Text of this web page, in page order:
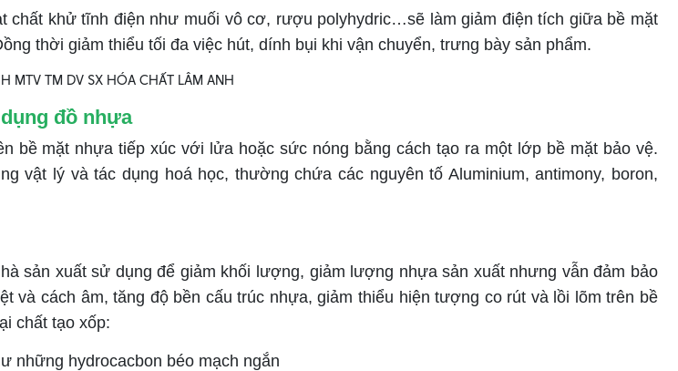
chất khử tĩnh điện như muối vô cơ, rượu polyhydric…sẽ làm giảm điện tích giữa bề mặt
thời giảm thiểu tối đa việc hút, dính bụi khi vận chuyển, trưng bày sản phẩm.
đồ nhựa
bề mặt nhựa tiếp xúc với lửa hoặc sức nóng bằng cách tạo ra một lớp bề mặt bảo vệ.
vật lý và tác dụng hoá học, thường chứa các nguyên tố Aluminium, antimony, boron,
sản xuất sử dụng để giảm khối lượng, giảm lượng nhựa sản xuất nhưng vẫn đảm bảo
và cách âm, tăng độ bền cấu trúc nhựa, giảm thiểu hiện tượng co rút và lồi lõm trên bề
chất tạo xốp:
những hydrocacbon béo mạch ngắn